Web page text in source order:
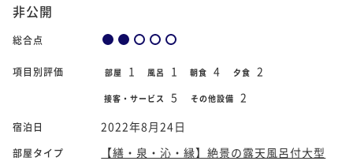
非公開
総合点
項目別評価 部屋 1 風呂 1 朝食 4 夕食 2
接客・サービス 5 その他設備 2
宿泊日 2022年8月24日
部屋タイプ
【繕・泉・沁・縁】絶景の露天風呂付大型